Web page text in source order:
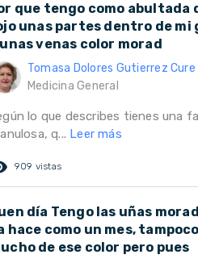
que tengo como abultada
unas partes dentro de mi
venas color morad
Tomasa Dolores Gutierrez Cure
Medicina General
lo que describes tienes una
q... Leer más
909 vistas
día Tengo las uñas
hace como un mes,
de ese color pero pues